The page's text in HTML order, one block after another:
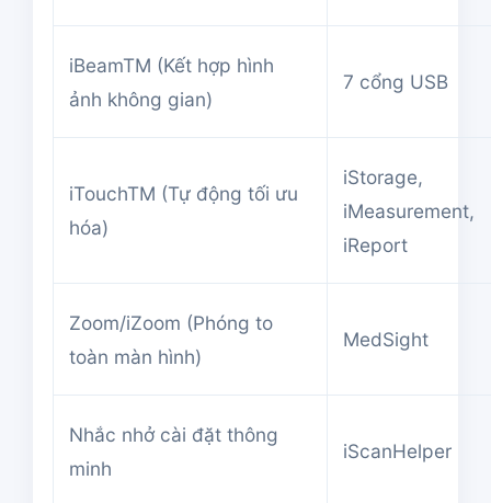
iBeamTM (Kết hợp hình
ảnh không gian)
7 cổng USB
iTouchTM (Tự động tối ưu
hóa)
iStorage,
iMeasurement,
iReport
Zoom/iZoom (Phóng to
toàn màn hình)
MedSight
Nhắc nhở cài đặt thông
minh
iScanHelper